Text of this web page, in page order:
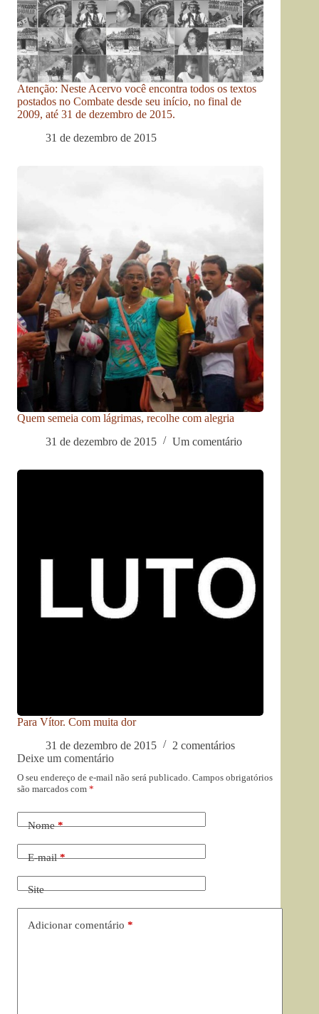
Atenção: Neste Acervo você encontra todos os textos
postados no Combate desde seu início, no final de
2009, até 31 de dezembro de 2015.
31 de dezembro de 2015
Quem semeia com lágrimas, recolhe com alegria
31 de dezembro de 2015
Um comentário
Para Vítor. Com muita dor
31 de dezembro de 2015
2 comentários
Deixe um comentário
O seu endereço de e-mail não será publicado. Campos obrigatórios
são marcados com *
Nome*
E-mail*
Site
Adicionar comentário *